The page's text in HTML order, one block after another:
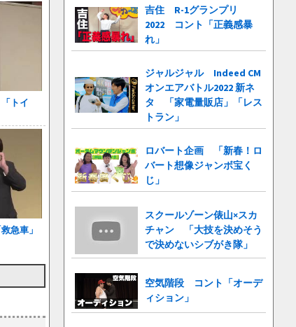
トイ
急車」
吉住 R-1グランプリ
2022 コント「正義感暴
れ」
ジャルジャル Indeed CM
オンエアバトル2022 新ネ
タ 「家電量販店」「レス
トラン」
ロバート企画 「新春！ロ
バート想像ジャンボ宝く
じ」
スクールゾーン俵山×スカ
チャン 「大技を決めそう
で決めないシブがき隊」
空気階段 コント「オーデ
ィション」